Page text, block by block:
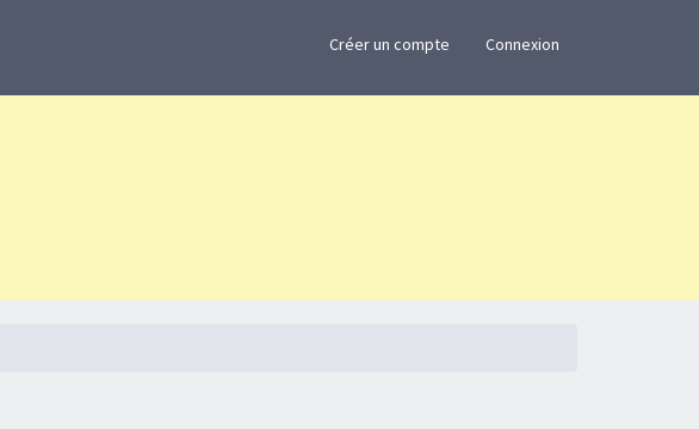
Créer un compte Connexion